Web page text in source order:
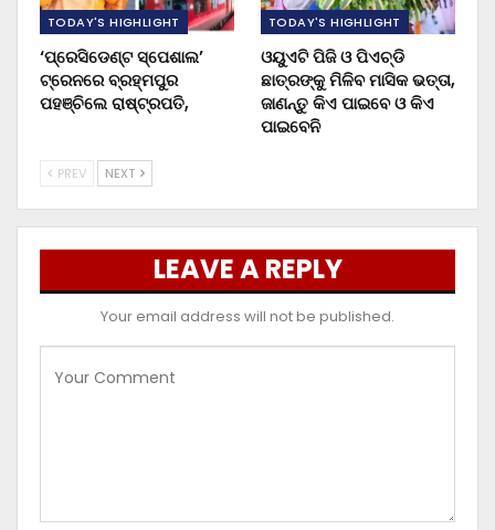
TODAY'S HIGHLIGHT
‘ପ୍ରେସିଡେଣ୍ଟ ସ୍ପେଶାଲ’
ଟ୍ରେନରେ ବ୍ରହ୍ମପୁର
ପହଞ୍ଚିଲେ ରାଷ୍ଟ୍ରପତି,
TODAY'S HIGHLIGHT
ଓୟୁଏଟି ପିଜି ଓ ପିଏଚ୍‌ଡି
ଛାତ୍ରଙ୍କୁ ମିଳିବ ମାସିକ ଭତ୍ତା,
ଜାଣନ୍ତୁ କିଏ ପାଇବେ ଓ କିଏ
ପାଇବେନି
PREV NEXT
LEAVE A REPLY
Your email address will not be published.